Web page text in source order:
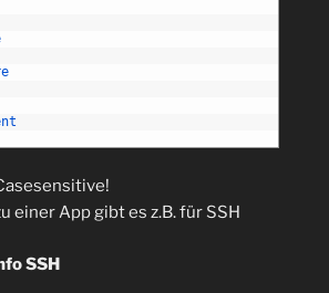
einer App gibt es z.B. für SSH
SSH